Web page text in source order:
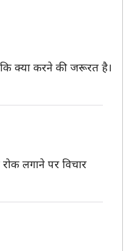
क्या करने की जरूरत है।
लगाने पर विचार